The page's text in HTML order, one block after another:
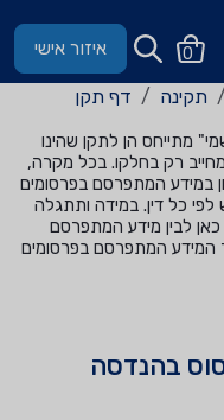
0 איזור אישי
תקינה דף תקן
מתייחס הן לתקן שהינו
מחייב רק בחלקו. בכל מקרה,
במידע המתפרסם בפרסומים
כל דין. במידה ותתגלה
לבין מידע המתפרסם
המידע המתפרסם בפרסומים
בהנדסה